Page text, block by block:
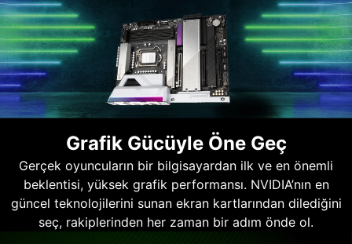
Grafik Gücüyle Öne Geç
Gerçek oyuncuların bir bilgisayardan ilk ve en önemli
beklentisi, yüksek grafik performansı. NVIDIA’nın en
güncel teknolojilerini sunan ekran kartlarından dilediğini
seç, rakiplerinden her zaman bir adım önde ol.